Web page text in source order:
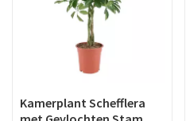
Kamerplant Schefflera